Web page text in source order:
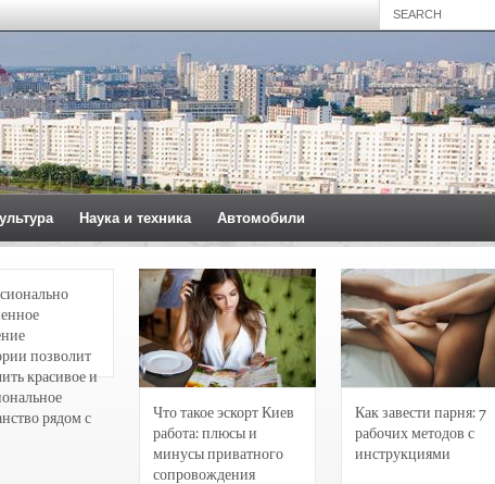
Наука и техника Автомобили
позволит
красивое и
рядом с
Что такое эскорт Киев
работа: плюсы и
минусы приватного
сопровождения
Как завести парня: 7
рабочих методов с
инструкциями